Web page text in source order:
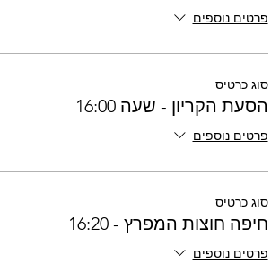
פרטים נוספים
סוג כרטיס
הסעת הקריון - שעה 16:00
פרטים נוספים
סוג כרטיס
חיפה חוצות המפרץ - 16:20
פרטים נוספים